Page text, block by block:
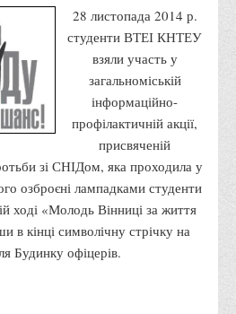
знімати, показувати під час війни
та громадських організацій, які
пережили сексуальне насильство,
та їх родинам у Вінницькій області
наркотики. З’ясуй правду про
життя
28 листопада 2014 р.
студенти ВТЕІ КНТЕУ
взяли участь у
загальноміській
інформаційно-
профілактичній акції,
присвяченій
зі СНІДом, яка проходила у
озброєні лампадками студенти
ході «Молодь Вінниці за життя
в кінці символічну стрічку на
Будинку офіцерів.